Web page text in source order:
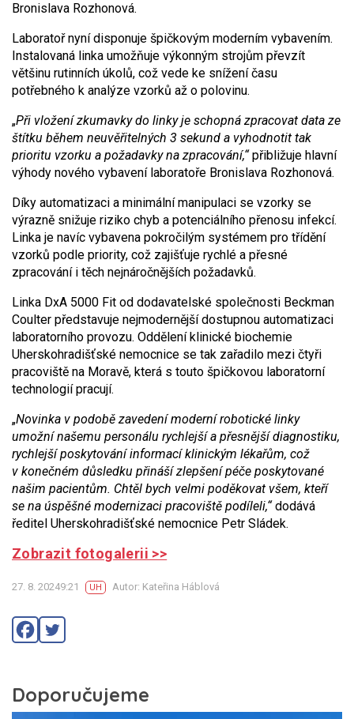
Bronislava Rozhonová.
Laboratoř nyní disponuje špičkovým moderním vybavením.
Instalovaná linka umožňuje výkonným strojům převzít
většinu rutinních úkolů, což vede ke snížení času
potřebného k analýze vzorků až o polovinu.
„Při vložení zkumavky do linky je schopná zpracovat data ze
štítku během neuvěřitelných 3 sekund a vyhodnotit tak
prioritu vzorku a požadavky na zpracování,“přibližuje hlavní
výhody nového vybavení laboratoře Bronislava Rozhonová.
Díky automatizaci a minimální manipulaci se vzorky se
výrazně snižuje riziko chyb a potenciálního přenosu infekcí.
Linka je navíc vybavena pokročilým systémem pro třídění
vzorků podle priority, což zajišťuje rychlé a přesné
zpracování i těch nejnáročnějších požadavků.
Linka DxA 5000 Fit od dodavatelské společnosti Beckman
Coulter představuje nejmodernější dostupnou automatizaci
laboratorního provozu. Oddělení klinické biochemie
Uherskohradišťské nemocnice se tak zařadilo mezi čtyři
pracoviště na Moravě, která s touto špičkovou laboratorní
technologií pracují.
„Novinka v podobě zavedení moderní robotické linky
umožní našemu personálu rychlejší a přesnější diagnostiku,
rychlejší poskytování informací klinickým lékařům, což
v konečném důsledku přináší zlepšení péče poskytované
našim pacientům. Chtěl bych velmi poděkovat všem, kteří
se na úspěšné modernizaci pracoviště podíleli,“dodává
ředitel Uherskohradišťské nemocnice Petr Sládek.
Zobrazit fotogalerii >>
27. 8. 20249:21 UH Autor: Kateřina Háblová